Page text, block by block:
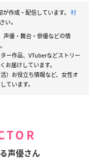
作成・配信しています。 村
い。
声優・舞台・俳優などの情
ー作品、VTuberなどストリー
お届けしています。
）お役立ち情報など、女性オ
ています。
声優さん